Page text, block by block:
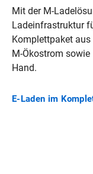
Mit der
Ladeinfrastruktur
Komplettpaket
M‑Ökostrom
Hand.
E‑Laden im